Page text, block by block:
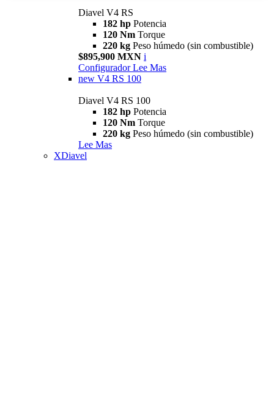
Diavel V4 RS
182 hp Potencia
120 Nm Torque
220 kg Peso húmedo (sin combustible)
$895,900 MXN i
Configurador Lee Mas
new V4 RS 100
Diavel V4 RS 100
182 hp Potencia
120 Nm Torque
220 kg Peso húmedo (sin combustible)
Lee Mas
XDiavel